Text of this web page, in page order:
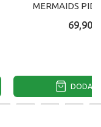
MERMAIDS
69,90
DODAJ